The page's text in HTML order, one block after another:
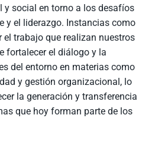
y social en torno a los desafíos
y el liderazgo. Instancias como
trabajo que realizan nuestros
fortalecer el diálogo y la
del entorno en materias como
y gestión organizacional, lo
la generación y transferencia
que hoy forman parte de los